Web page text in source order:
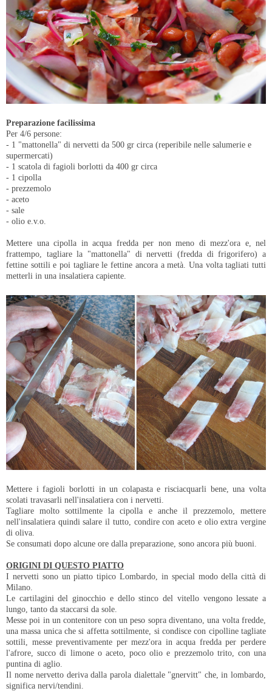
Preparazione facilissima
Per 4/6 persone:
- 1 "mattonella" di nervetti da 500 gr circa (reperibile nelle salumerie e
supermercati)
- 1 scatola di fagioli borlotti da 400 gr circa
- 1 cipolla
- prezzemolo
- aceto
- sale
- olio e.v.o.
Mettere una cipolla in acqua fredda per non meno di mezz'ora e, nel
frattempo, tagliare la "mattonella" di nervetti (fredda di frigorifero) a
fettine sottili e poi tagliare le fettine ancora a metà. Una volta tagliati tutti
metterli in una insalatiera capiente.
Mettere i fagioli borlotti in un colapasta e risciacquarli bene, una volta
scolati travasarli nell'insalatiera con i nervetti.
Tagliare molto sottilmente la cipolla e anche il prezzemolo, mettere
nell'insalatiera quindi salare il tutto, condire con aceto e olio extra vergine
di oliva.
Se consumati dopo alcune ore dalla preparazione, sono ancora più buoni.
ORIGINI DI QUESTO PIATTO
I nervetti sono un piatto tipico Lombardo, in special modo della città di
Milano.
Le cartilagini del ginocchio e dello stinco del vitello vengono lessate a
lungo, tanto da staccarsi da sole.
Messe poi in un contenitore con un peso sopra diventano, una volta fredde,
una massa unica che si affetta sottilmente, si condisce con cipolline tagliate
sottili, messe preventivamente per mezz'ora in acqua fredda per perdere
l'afrore, succo di limone o aceto, poco olio e prezzemolo trito, con una
puntina di aglio.
Il nome nervetto deriva dalla parola dialettale "gnervitt" che, in lombardo,
significa nervi/tendini.